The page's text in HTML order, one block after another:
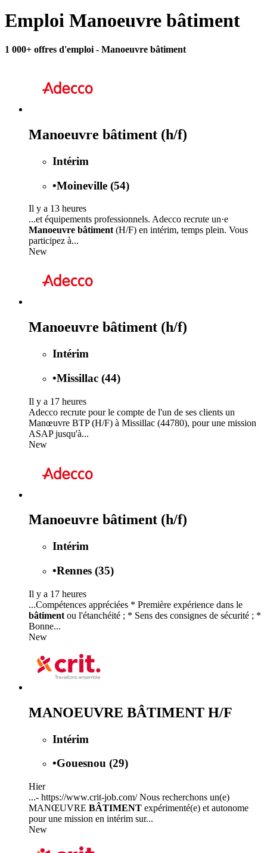
Emploi Manoeuvre bâtiment
1 000+ offres d'emploi - Manoeuvre bâtiment
Manoeuvre bâtiment (h/f)
Intérim
•Moineville (54)
Il y a 13 heures
...et équipements professionnels. Adecco recrute un·e
Manoeuvre bâtiment (H/F) en intérim, temps plein. Vous
participez à...
New
Manoeuvre bâtiment (h/f)
Intérim
•Missillac (44)
Il y a 17 heures
Adecco recrute pour le compte de l'un de ses clients un
Manœuvre BTP (H/F) à Missillac (44780), pour une mission
ASAP jusqu'à...
New
Manoeuvre bâtiment (h/f)
Intérim
•Rennes (35)
Il y a 17 heures
...Compétences appréciées * Première expérience dans le
bâtiment ou l'étanchéité ; * Sens des consignes de sécurité ; *
Bonne...
New
MANOEUVRE BÂTIMENT H/F
Intérim
•Gouesnou (29)
Hier
...- https://www.crit-job.com/ Nous recherchons un(e)
MANŒUVRE BÂTIMENT expérimenté(e) et autonome
pour une mission en intérim sur...
New